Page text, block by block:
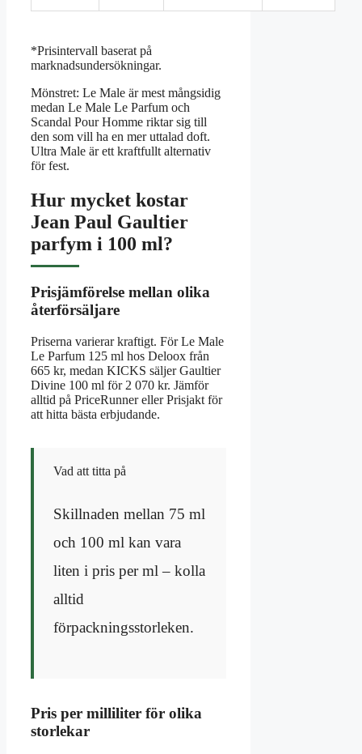
*Prisintervall baserat på
marknadsundersökningar.
Mönstret: Le Male är mest mångsidig
medan Le Male Le Parfum och
Scandal Pour Homme riktar sig till
den som vill ha en mer uttalad doft.
Ultra Male är ett kraftfullt alternativ
för fest.
Hur mycket kostar
Jean Paul Gaultier
parfym i 100 ml?
Prisjämförelse mellan olika
återförsäljare
Priserna varierar kraftigt. För Le Male
Le Parfum 125 ml hos Deloox från
665 kr, medan KICKS säljer Gaultier
Divine 100 ml för 2 070 kr. Jämför
alltid på PriceRunner eller Prisjakt för
att hitta bästa erbjudande.
Vad att titta på
Skillnaden mellan 75 ml
och 100 ml kan vara
liten i pris per ml – kolla
alltid
förpackningsstorleken.
Pris per milliliter för olika
storlekar